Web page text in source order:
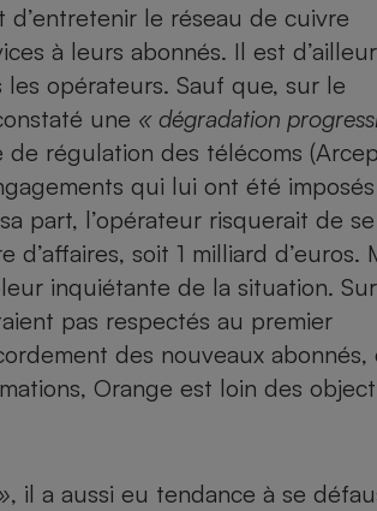
d’entretenir le réseau de cuivre
à leurs abonnés. Il est
opérateurs. Sauf que, sur le
une « dégradation
de régulation des télécoms
qui lui ont été
part, l’opérateur risquerait de
soit 1 milliard d’euros.
inquiétante de la situation.
pas respectés au premier
des nouveaux abonnés,
Orange est loin des
, il a aussi eu tendance à se
choisir une
Lave-vaisselle
Ordinateur portable
Appareil photo
Poêle à granulés
Électricité - Gaz
Crème solaire